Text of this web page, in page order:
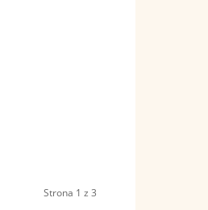
Strona 1 z 3